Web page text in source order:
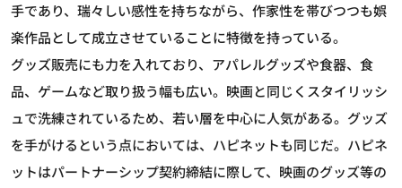
手であり、瑞々しい感性を持ちながら、作家性を帯びつつも娯
楽作品として成立させていることに特徴を持っている。
グッズ販売にも力を入れており、アパレルグッズや食器、食
品、ゲームなど取り扱う幅も広い。映画と同じくスタイリッシ
ュで洗練されているため、若い層を中心に人気がある。グッズ
を手がけるという点においては、ハピネットも同じだ。ハピネ
ットはパートナーシップ契約締結に際して、映画のグッズ等の